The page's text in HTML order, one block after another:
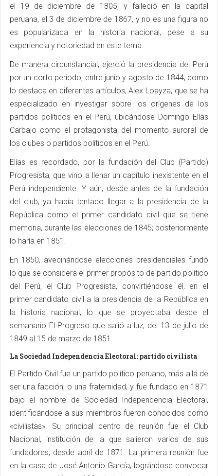
el 19 de diciembre de 1805, y falleció en la capital
peruana, el 3 de diciembre de 1867, y no es una figura no
es popularizada en la historia nacional, pese a su
experiencia y notoriedad en este tema.
De manera circunstancial, ejerció la presidencia del Perú
por un corto periodo, entre junio y agosto de 1844, como
lo destaca en diferentes artículos, Alex Loayza, que se ha
especializado en investigar sobre los orígenes de los
partidos políticos en el Perú, ubicándose Domingo Elías
Carbajo como el protagonista del momento auroral de
los clubes o partidos políticos en el Perú.
Elías es recordado, por la fundación del Club (Partido)
Progresista, que vino a llenar un capítulo inexistente en el
Perú independiente. Y aún, desde antes de la fundación
del club, ya había tentado llegar a la presidencia de la
República como el primer candidato civil que se tiene
memoria, durante las elecciones de 1845; posteriormente
lo haría en 1851.
En 1850, avecinándose elecciones presidenciales fundó
lo que se considera el primer propósito de partido político
del Perú, el Club Progresista, convirtiéndose él, en el
primer candidato civil a la presidencia de la República en
la historia nacional, lo que se proyectaba desde el
semanario El Progreso que salió a luz, del 13 de julio de
1849 al 15 de marzo de 1851.
La Sociedad Independencia Electoral: partido civilista
El Partido Civil fue un partido político peruano, más allá de
ser una facción, o una fraternidad, y fue fundado en 1871
bajo el nombre de Sociedad Independencia Electoral,
identificándose a sus miembros fueron conocidos como
«civilistas». Su principal centro de reunión fue el Club
Nacional, institución de la que salieron varios de sus
fundadores, desde abril de 1871. La primera reunión fue
en la casa de José Antonio García, lográndose convocar